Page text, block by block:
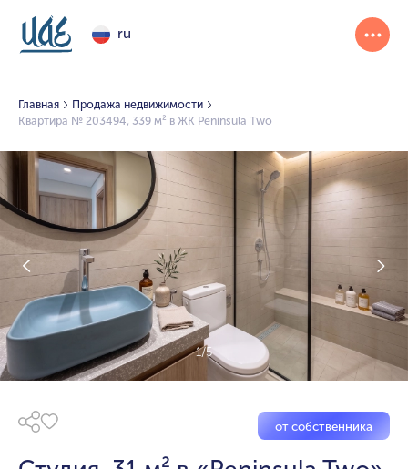
ru
Главная
Продажа недвижимости
Квартира № 203494, 339 м² в ЖК Peninsula Two
от собственника
1/5